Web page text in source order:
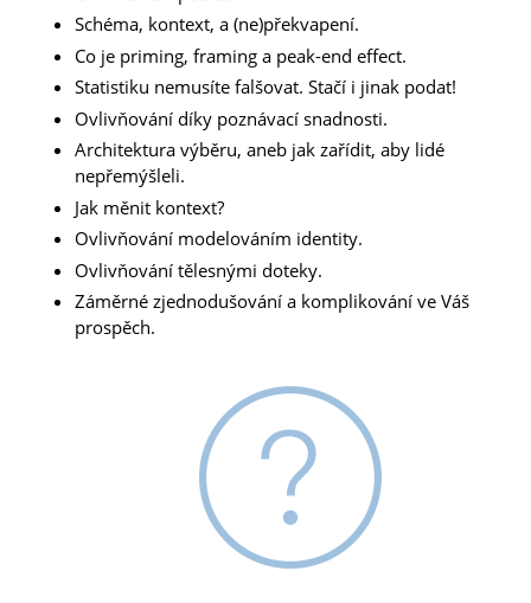
Schéma, kontext, a (ne)překvapení.
Co je priming, framing a peak-end effect.
Statistiku nemusíte falšovat. Stačí i jinak podat!
Ovlivňování díky poznávací snadnosti.
Architektura výběru, aneb jak zařídit, aby lidé
nepřemýšleli.
Jak měnit kontext?
Ovlivňování modelováním identity.
Ovlivňování tělesnými doteky.
Záměrné zjednodušování a komplikování ve Váš
prospěch.